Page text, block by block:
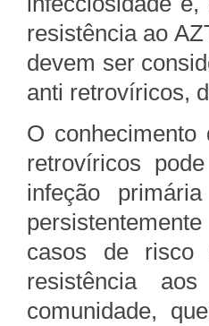
resistência ao
devem ser
anti retrovíricos,
O
retrovíricos
infeção
casos de risco
resistência
comunidade,